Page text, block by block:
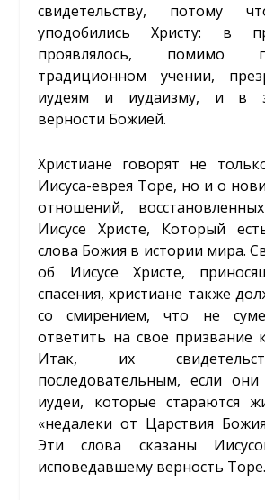
свидетельству, потому
уподобились Христу: в
проявлялось, помимо
традиционном учении,
иудеям и иудаизму, и в
верности Божией.
Христиане говорят не
Иисуса-еврея Торе, но и о
отношений,
Иисусе Христе, Который
слова Божия в истории мира.
об Иисусе Христе,
спасения, христиане также
со смирением, что не
ответить на свое призвание
Итак, их
последовательным, если
иудеи, которые стараются
«недалеки от Царствия
Эти слова сказаны
исповедавшему верность Торе.